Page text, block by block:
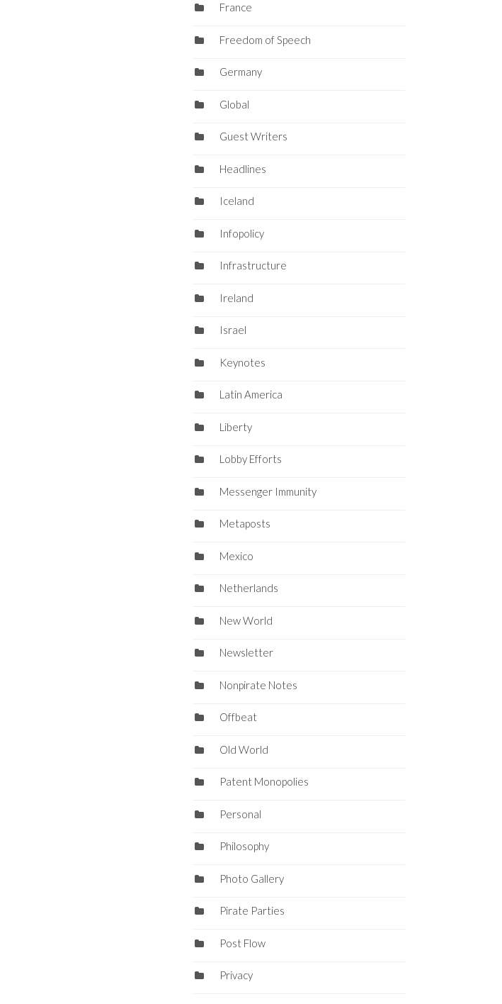
France
Freedom of Speech
Germany
Global
Guest Writers
Headlines
Iceland
Infopolicy
Infrastructure
Ireland
Israel
Keynotes
Latin America
Liberty
Lobby Efforts
Messenger Immunity
Metaposts
Mexico
Netherlands
New World
Newsletter
Nonpirate Notes
Offbeat
Old World
Patent Monopolies
Personal
Philosophy
Photo Gallery
Pirate Parties
Post Flow
Privacy